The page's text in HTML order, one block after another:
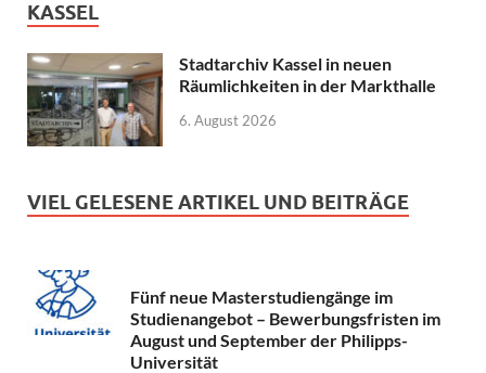
KASSEL
Stadtarchiv Kassel in neuen
Räumlichkeiten in der Markthalle
6. August 2026
VIEL GELESENE ARTIKEL UND BEITRÄGE
Fünf neue Masterstudiengänge im
Studienangebot – Bewerbungsfristen im
August und September der Philipps-
Universität